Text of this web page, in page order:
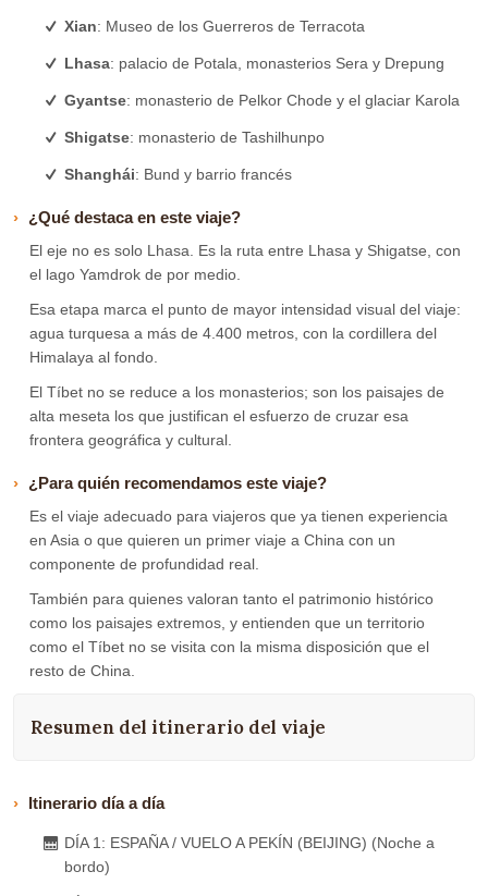
Xian: Museo de los Guerreros de Terracota
Lhasa: palacio de Potala, monasterios Sera y Drepung
Gyantse: monasterio de Pelkor Chode y el glaciar Karola
Shigatse: monasterio de Tashilhunpo
Shanghái: Bund y barrio francés
¿Qué destaca en este viaje?
El eje no es solo Lhasa. Es la ruta entre Lhasa y Shigatse, con
el lago Yamdrok de por medio.
Esa etapa marca el punto de mayor intensidad visual del viaje:
agua turquesa a más de 4.400 metros, con la cordillera del
Himalaya al fondo.
El Tíbet no se reduce a los monasterios; son los paisajes de
alta meseta los que justifican el esfuerzo de cruzar esa
frontera geográfica y cultural.
¿Para quién recomendamos este viaje?
Es el viaje adecuado para viajeros que ya tienen experiencia
en Asia o que quieren un primer viaje a China con un
componente de profundidad real.
También para quienes valoran tanto el patrimonio histórico
como los paisajes extremos, y entienden que un territorio
como el Tíbet no se visita con la misma disposición que el
resto de China.
Resumen del itinerario del viaje
Itinerario día a día
DÍA 1: ESPAÑA / VUELO A PEKÍN (BEIJING) (Noche a
bordo)